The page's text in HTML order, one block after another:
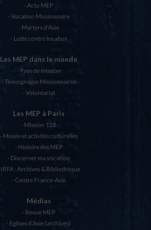
Actu MEP
Vocation Missionnaire
Martyrs d’Asie
Lutte contre les abus
Les MEP dans le monde
Pays de mission
Témoignages Missionnaires
Volontariat
Les MEP à Paris
Mission 128
Musée et activités culturelles
Histoire des MEP
Discerner ma vocation
IRFA : Archives & Bibliothèque
Centre France-Asie
Médias
Revue MEP
Eglises d’Asie (archives)